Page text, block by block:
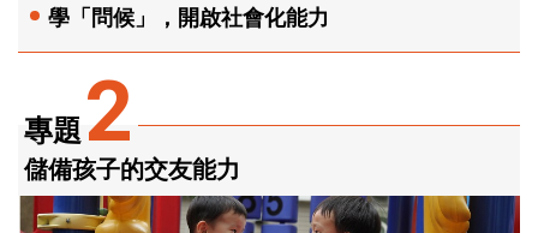
專題2
儲備孩子的交友能力
學「問候」，開啟社會化能力